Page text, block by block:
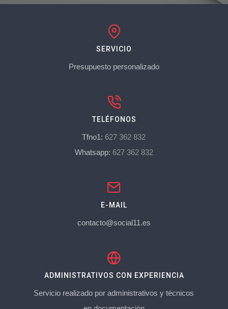
SERVICIO
Presupuesto personalizado
TELÉFONOS
Tfno1: 627 362 832
Whatsapp: 627 362 832
E-MAIL
contacto@social11.es
ADMINISTRATIVOS CON EXPERIENCIA
Servicio realizado por administrativos y técnicos